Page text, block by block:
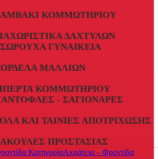
ΚΟΜΜΩΤΗΡΊΟΥ
ΔΑΧΤΎΛΩΝ
ΓΥΝΑΙΚΕΊΑ
ΜΑΛΛΙΏΝ
ΚΟΜΜΩΤΗΡΊΟΥ
- ΣΑΓΙΟΝΆΡΕΣ
ΚΑΙ ΤΑΙΝΊΕΣ ΑΠΟΤΡΊΧΩΣΗΣ
ΠΡΟΣΤΑΣΊΑΣ
Ακράτεια – Φροντίδα